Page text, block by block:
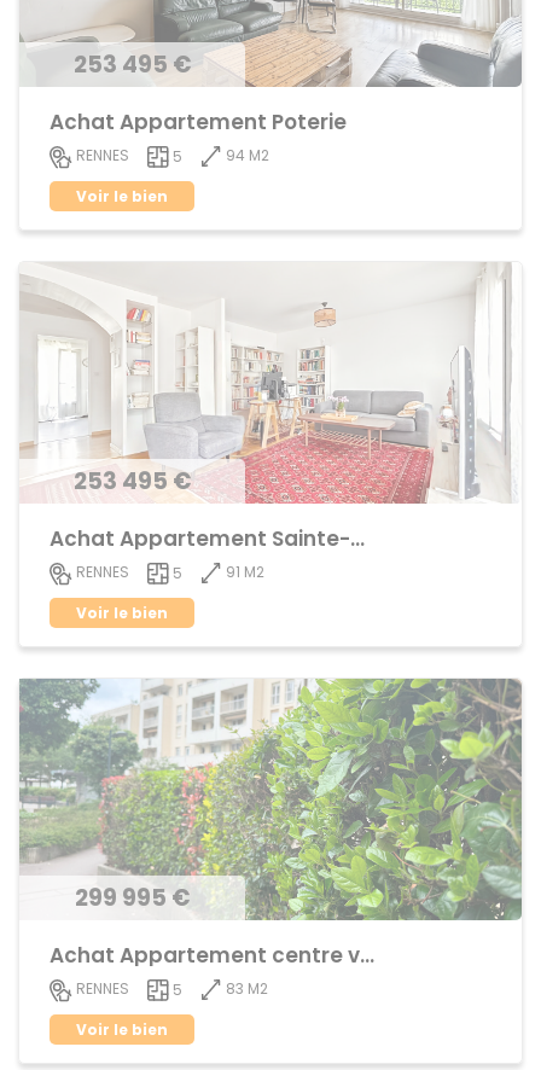
253 495 €
Achat Appartement Poterie
RENNES 5
94 M2
Voir le bien
253 495 €
Achat Appartement Sainte-Thérèse
RENNES 5
91 M2
Voir le bien
299 995 €
Achat Appartement centre ville
RENNES 5
83 M2
Voir le bien